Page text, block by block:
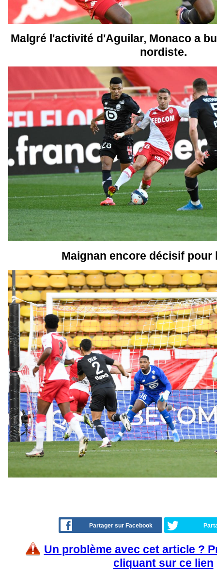
Malgré l'activité d'Aguilar, Monaco a
nordiste.
Maignan encore décisif pour
Partager sur Facebook
Un problème avec cet article ?
cliquant sur ce lien